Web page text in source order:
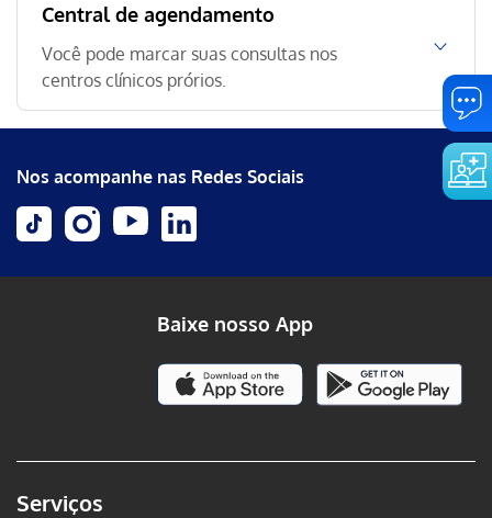
Central de agendamento
Você pode marcar suas consultas nos
centros clínicos prórios.
Nos acompanhe nas Redes Sociais
Serviços
Baixe nosso App